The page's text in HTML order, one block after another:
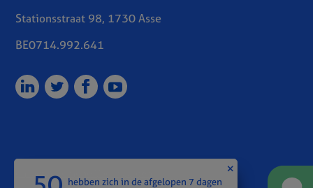
Stationsstraat 98, 1730 Asse
BE0714.992.641
onFact Algemene Voorwaarden
hebben zich in de afgelopen 7 dagen